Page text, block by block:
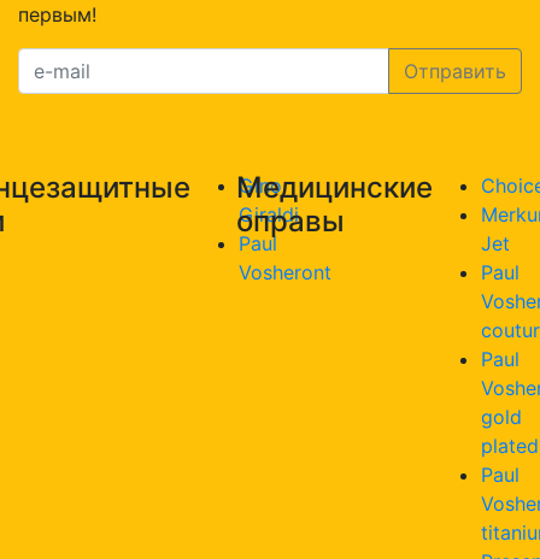
первым!
Gino
Giraldi
Paul
Vosheront
Медицинские
оправы
Jet
Paul
Paul
gold
plated
Paul